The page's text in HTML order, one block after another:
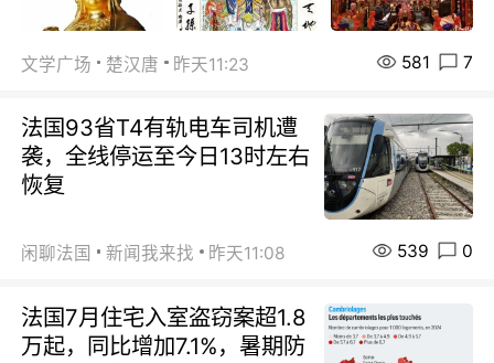
文学广场 楚汉唐 昨天11:23 581 7
法国93省T4有轨电车司机遭
袭，全线停运至今日13时左右
恢复
闲聊法国 新闻我来找 昨天11:08 539 0
法国7月住宅入室盗窃案超1.8
万起，同比增加7.1%，暑期防